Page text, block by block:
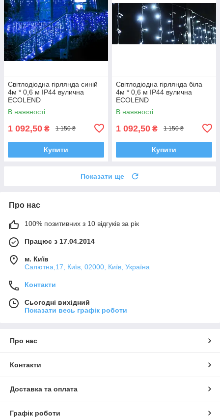
Світлодіодна гірлянда синій
4м * 0,6 м IP44 вулична
ECOLEND
В наявності
1 092,50 ₴ 1 150 ₴
Купити
Світлодіодна гірлянда біла
4м * 0,6 м IP44 вулична
ECOLEND
В наявності
1 092,50 ₴ 1 150 ₴
Купити
Показати ще
Про нас
100% позитивних з 10 відгуків за рік
Працює з 17.04.2014
м. Київ
Салютна,17, Київ, 02000, Київ, Україна
Контакти
Сьогодні вихідний
Показати весь графік роботи
Про нас
Контакти
Доставка та оплата
Графік роботи